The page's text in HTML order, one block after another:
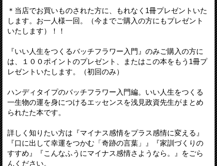
＊当店でお買いものされた方に、もれなく1冊プレゼントいた
します。お一人様一回。（今までご購入の方にもプレゼント
いたします）！！
『いい人生をつくるバッチフラワー入門』のみご購入の方に
は、１００ポイントのプレゼント、またはこの本をもう1冊プ
レゼントいたします。（初回のみ）
ハンディタイプのバッチフラワー入門編。いい人生をつくる
一生物の運を身につけるエッセンスを浅見政資先生がまとめ
られたた本です。
詳しく知りたい方は『マイナス感情をプラス感情に変える』
『口に出して幸運をつかむ「奇跡の言葉」』『家訓づくりの
すすめ』『こんなふうにマイナス感情さようなら。』をごら
んください。